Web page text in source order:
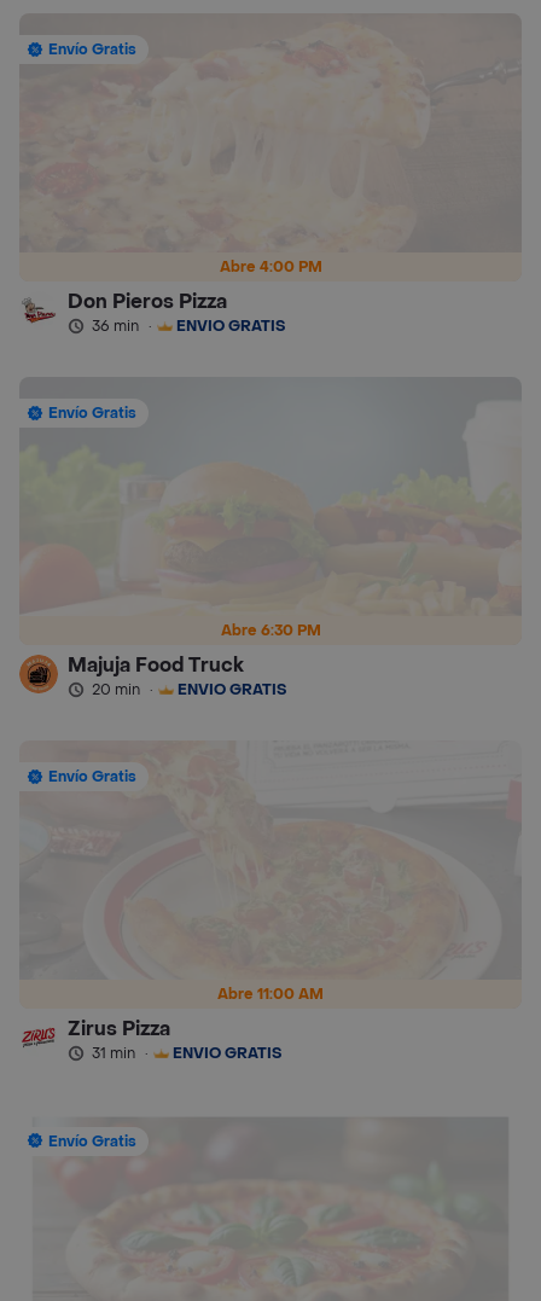
Abre 4:00 PM
Envío Gratis
Don Pieros Pizza
36 min · ENVÍO GRATIS
Abre 6:30 PM
Envío Gratis
Majuja Food Truck
20 min · ENVÍO GRATIS
Abre 11:00 AM
Envío Gratis
Zirus Pizza
31 min · ENVÍO GRATIS
Envío Gratis